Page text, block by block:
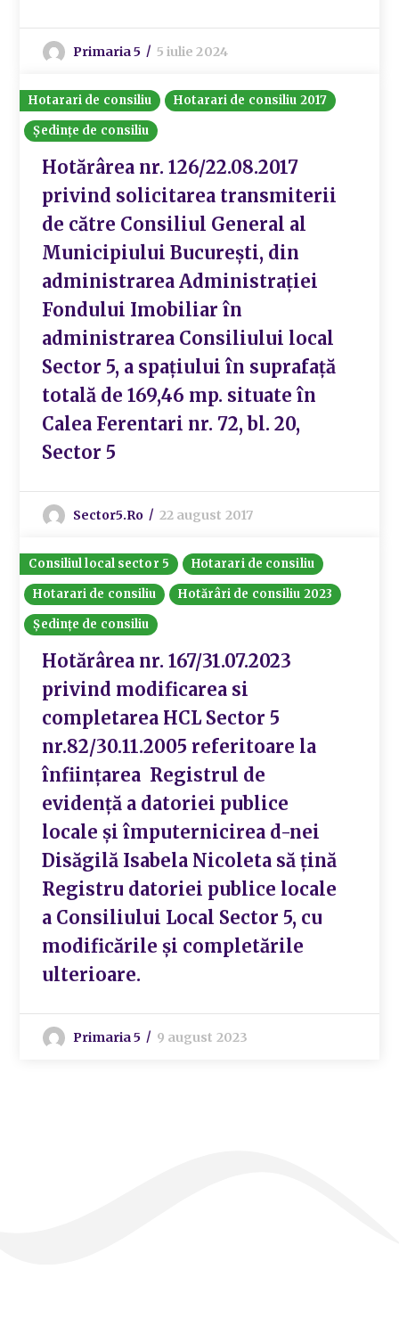
Primaria 5 5 iulie 2024
Hotarari de consiliu
Hotarari de consiliu 2017
Ședințe de consiliu
Hotărârea nr. 126/22.08.2017
privind solicitarea transmiterii
de către Consiliul General al
Municipiului București, din
administrarea Administrației
Fondului Imobiliar în
administrarea Consiliului local
Sector 5, a spațiului în suprafață
totală de 169,46 mp. situate în
Calea Ferentari nr. 72, bl. 20,
Sector 5
Sector5.ro 22 august 2017
Consiliul local sector 5
Hotarari de consiliu
Hotarari de consiliu
Hotărâri de consiliu 2023
Ședințe de consiliu
Hotărârea nr. 167/31.07.2023
privind modificarea si
completarea HCL Sector 5
nr.82/30.11.2005 referitoare la
înființarea Registrul de
evidență a datoriei publice
locale și împuternicirea d-nei
Disăgilă Isabela Nicoleta să țină
Registru datoriei publice locale
a Consiliului Local Sector 5, cu
modificările și completările
ulterioare.
Primaria 5 9 august 2023